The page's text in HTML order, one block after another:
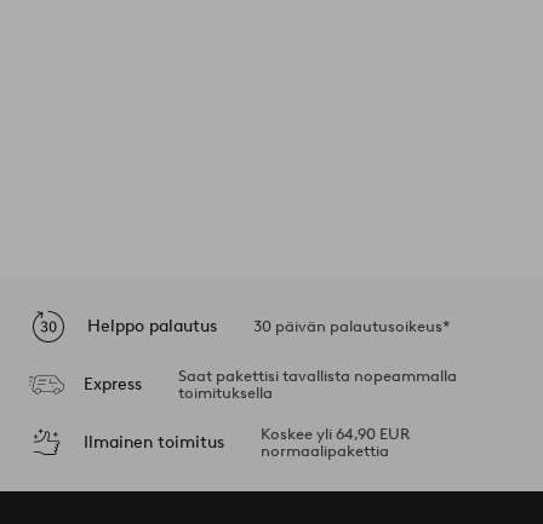
Helppo palautus 30 päivän palautusoikeus*
Express
Saat pakettisi tavallista nopeammalla
toimituksella
Ilmainen toimitus
Koskee yli 64,90 EUR
normaalipakettia